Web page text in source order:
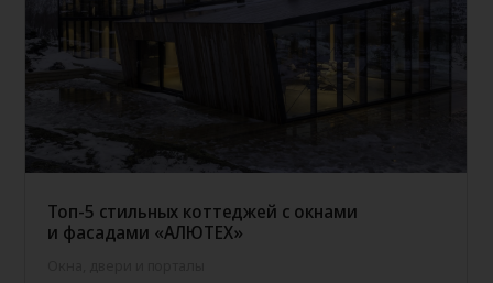
Топ-5 стильных коттеджей с окнами
и фасадами «АЛЮТЕХ»